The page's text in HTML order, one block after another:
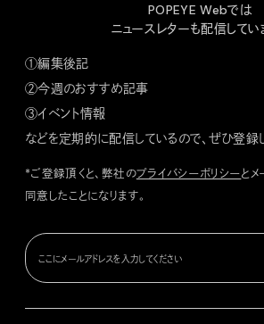
POPEYE Webでは
ニュースレターも配信してい
①編集後記
②今週のおすすめ記事
③イベント情報
などを定期的に配信しているので、ぜひ登録し
*ご登録頂くと、弊社のプライバシーポリシーと
同意したことになります。